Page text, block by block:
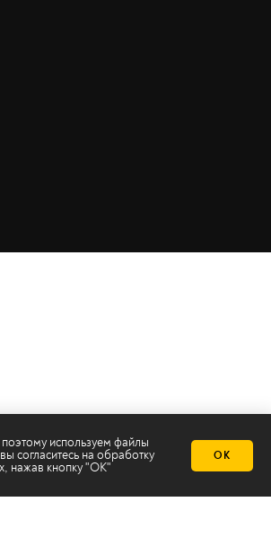
используем файлы
согласитесь на обработку
, нажав кнопку "ОК"
ОК